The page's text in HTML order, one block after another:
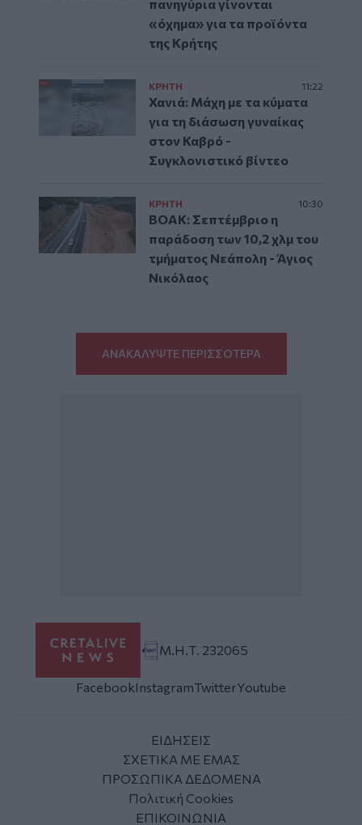
πανηγύρια γίνονται
«όχημα» για τα προϊόντα
της Κρήτης
ΚΡΗΤΗ 11:22
Χανιά: Μάχη με τα κύματα
για τη διάσωση γυναίκας
στον Καβρό -
Συγκλονιστικό βίντεο
ΚΡΗΤΗ 10:30
ΒΟΑΚ: Σεπτέμβριο η
παράδοση των 10,2 χλμ του
τμήματος Νεάπολη - Άγιος
Νικόλαος
ΑΝΑΚΑΛΥΨΤΕ ΠΕΡΙΣΣΟΤΕΡΑ
Μ.Η.Τ. 232065
FacebookInstagramTwitterYoutube
ΕΙΔΗΣΕΙΣ
ΣΧΕΤΙΚΑ ΜΕ ΕΜΑΣ
ΠΡΟΣΩΠΙΚΑ ΔΕΔΟΜΕΝΑ
Πολιτική Cookies
ΕΠΙΚΟΙΝΩΝΙΑ